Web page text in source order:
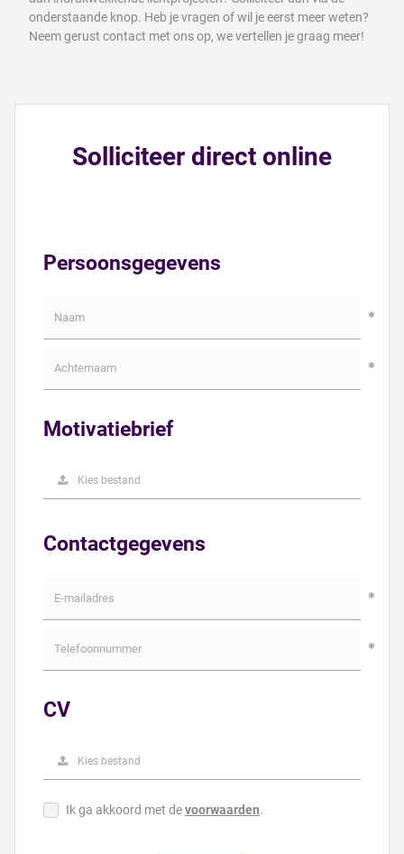
onderstaande knop. Heb je vragen of wil je eerst meer weten?
Neem gerust contact met ons op, we vertellen je graag meer!
Solliciteer direct online
Persoonsgegevens
Motivatiebrief
Kies bestand
Contactgegevens
CV
Kies bestand
Ik ga akkoord met devoorwaarden.